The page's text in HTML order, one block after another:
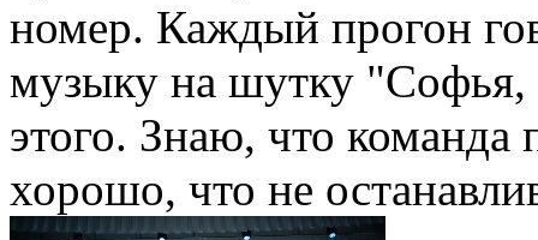
номер. Каждый прогон
музыку на шутку "Софья,
этого. Знаю, что команда
хорошо, что не